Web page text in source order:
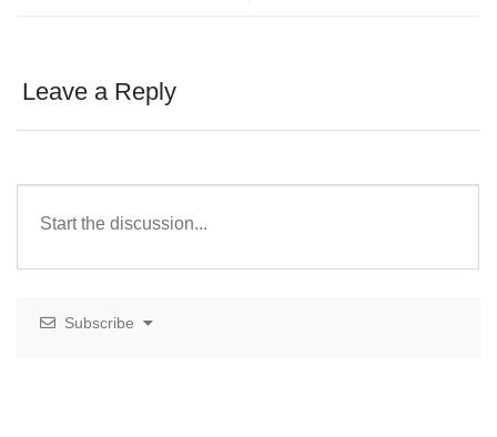
Leave a Reply
Subscribe